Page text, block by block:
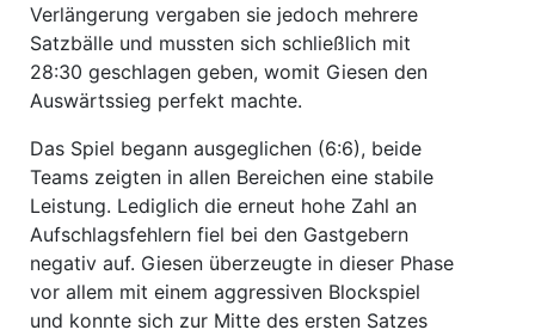
Verlängerung vergaben sie jedoch mehrere
Satzbälle und mussten sich schließlich mit
28:30 geschlagen geben, womit Giesen den
Auswärtssieg perfekt machte.
Das Spiel begann ausgeglichen (6:6), beide
Teams zeigten in allen Bereichen eine stabile
Leistung. Lediglich die erneut hohe Zahl an
Aufschlagsfehlern fiel bei den Gastgebern
negativ auf. Giesen überzeugte in dieser Phase
vor allem mit einem aggressiven Blockspiel
und konnte sich zur Mitte des ersten Satzes